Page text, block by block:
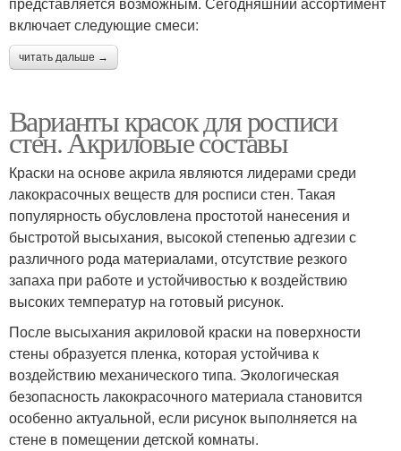
включает следующие смеси:
читать дальше →
Варианты красок для росписи
стен. Акриловые составы
Краски на основе акрила являются лидерами среди
лакокрасочных веществ для росписи стен. Такая
популярность обусловлена простотой нанесения и
быстротой высыхания, высокой степенью адгезии с
различного рода материалами, отсутствие резкого
запаха при работе и устойчивостью к воздействию
высоких температур на готовый рисунок.
После высыхания акриловой краски на поверхности
стены образуется пленка, которая устойчива к
воздействию механического типа. Экологическая
безопасность лакокрасочного материала становится
особенно актуальной, если рисунок выполняется на
стене в помещении детской комнаты.